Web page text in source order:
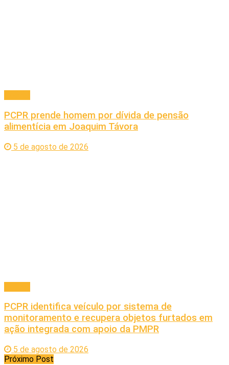
PCPR prende homem por dívida de pensão
alimentícia em Joaquim Távora
5 de agosto de 2026
PCPR identifica veículo por sistema de
monitoramento e recupera objetos furtados em
ação integrada com apoio da PMPR
5 de agosto de 2026
Próximo Post